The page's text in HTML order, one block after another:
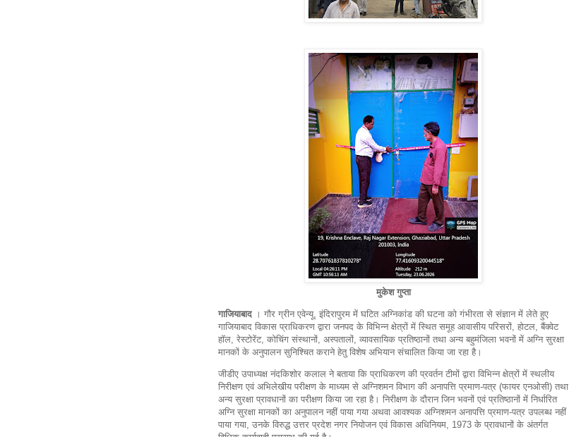
मुकेश गुप्ता
गाजियाबाद। गौर ग्रीन एवेन्यू, इंदिरापुरम में घटित अग्निकांड की घटना को गंभीरता से संज्ञान में लेते हुए
गाजियाबाद विकास प्राधिकरण द्वारा जनपद के विभिन्न क्षेत्रों में स्थित समूह आवासीय परिसरों, होटल, बैंक्वेट
हॉल, रेस्टोरेंट, कोचिंग संस्थानों, अस्पतालों, व्यावसायिक प्रतिष्ठानों तथा अन्य बहुमंजिला भवनों में अग्नि सुरक्षा
मानकों के अनुपालन सुनिश्चित कराने हेतु विशेष अभियान संचालित किया जा रहा है।
जीडीए उपाध्यक्ष नंदकिशोर कलाल ने बताया कि प्राधिकरण की प्रवर्तन टीमों द्वारा विभिन्न क्षेत्रों में स्थलीय
निरीक्षण एवं अभिलेखीय परीक्षण के माध्यम से अग्निशमन विभाग की अनापत्ति प्रमाण-पत्र (फायर एनओसी) तथा
अन्य सुरक्षा प्रावधानों का परीक्षण किया जा रहा है। निरीक्षण के दौरान जिन भवनों एवं प्रतिष्ठानों में निर्धारित
अग्नि सुरक्षा मानकों का अनुपालन नहीं पाया गया अथवा आवश्यक अग्निशमन अनापत्ति प्रमाण-पत्र उपलब्ध नहीं
पाया गया, उनके विरुद्ध उत्तर प्रदेश नगर नियोजन एवं विकास अधिनियम, 1973 के प्रावधानों के अंतर्गत